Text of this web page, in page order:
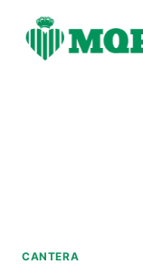
contenido
CANTERA